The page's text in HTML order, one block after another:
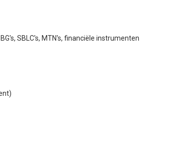
SBLC's, MTN's, financiële instrumenten